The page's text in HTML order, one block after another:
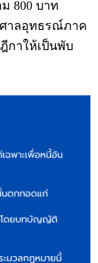
800 บาท
าลอุทธรณ์ภาค
กาให้เป็นพับ